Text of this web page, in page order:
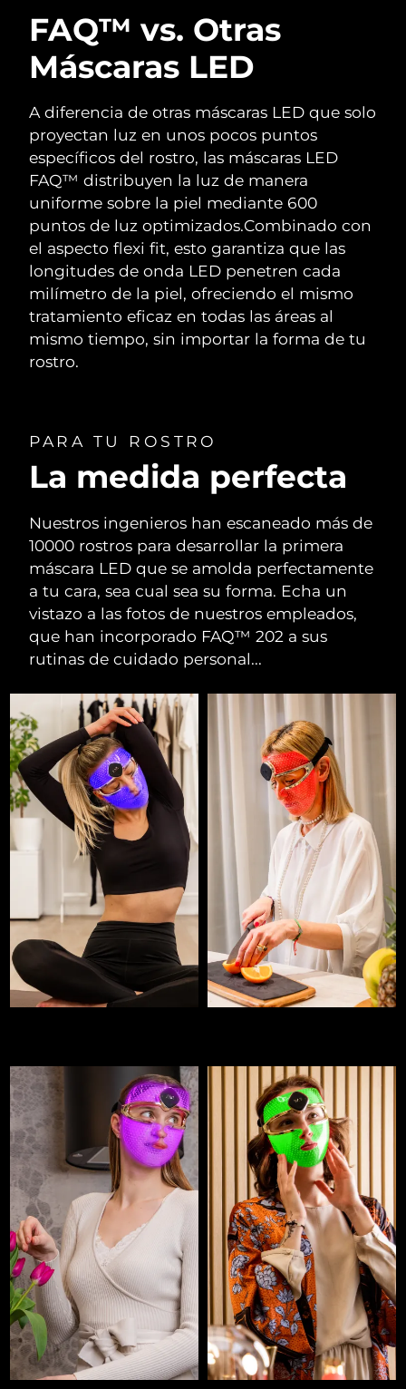
FAQ™ vs. Otras
Máscaras LED
A diferencia de otras máscaras LED que solo
proyectan luz en unos pocos puntos
específicos del rostro, las máscaras LED
FAQ™ distribuyen la luz de manera
uniforme sobre la piel mediante 600
puntos de luz optimizados.Combinado con
el aspecto flexi fit, esto garantiza que las
longitudes de onda LED penetren cada
milímetro de la piel, ofreciendo el mismo
tratamiento eficaz en todas las áreas al
mismo tiempo, sin importar la forma de tu
rostro.
PARA TU ROSTRO
La medida perfecta
Nuestros ingenieros han escaneado más de
10000 rostros para desarrollar la primera
máscara LED que se amolda perfectamente
a tu cara, sea cual sea su forma. Echa un
vistazo a las fotos de nuestros empleados,
que han incorporado FAQ™ 202 a sus
rutinas de cuidado personal...